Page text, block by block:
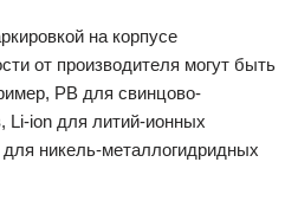
на корпусе
от производителя могут быть
PB для свинцово-
Li-ion для литий-ионных
никель-металлогидридных